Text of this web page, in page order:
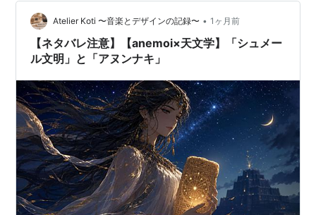
Atelier Koti 〜音楽とデザインの記録〜 • 1ヶ月前
【ネタバレ注意】【anemoi×天文学】「シュメー
ル文明」と「アヌンナキ」